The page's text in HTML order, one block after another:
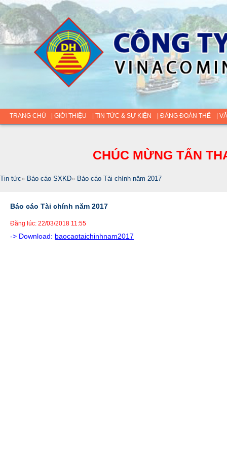
TRANG CHỦ | GIỚI THIỆU | TIN TỨC & SỰ KIỆN | ĐẢNG ĐOÀN THỂ |
CHÚC MỪNG TẤN
Tin tức» Báo cáo SXKD» Báo cáo Tài chính năm 2017
Báo cáo Tài chính năm 2017
Đăng lúc: 22/03/2018 11:55
-> Download: baocaotaichinhnam2017